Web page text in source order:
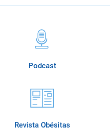
Podcast
Revista Obésitas